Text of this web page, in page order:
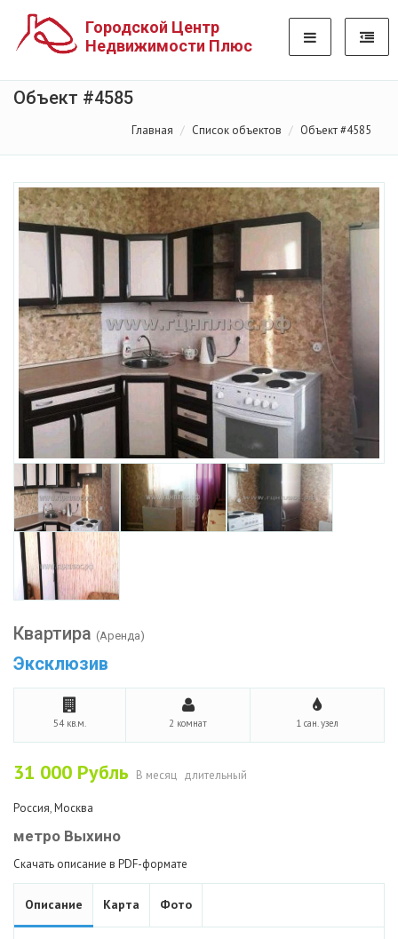
Городской Центр
Недвижимости Плюс
Объект #4585
Главная Список объектов Объект #4585
Квартира (Аренда)
Эксклюзив
54 кв.м. 2 комнат 1 сан. узел
31 000 Рубль В месяц длительный
Россия,Москва
метро Выхино
Скачать описание в PDF-формате
Описание Карта Фото